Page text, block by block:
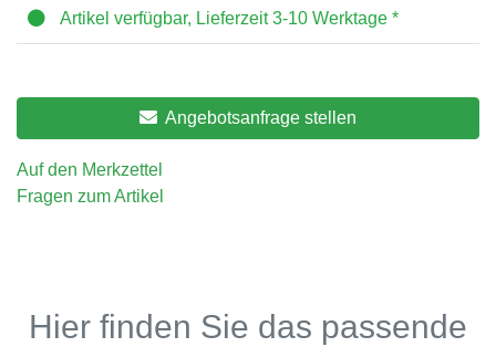
Artikel verfügbar, Lieferzeit 3-10 Werktage *
Angebotsanfrage stellen
Auf den Merkzettel
Fragen zum Artikel
Hier finden Sie das passende